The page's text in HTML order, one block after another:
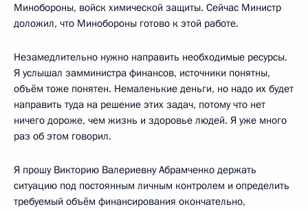
Минобороны, войск химической защиты. Сейчас Министр
доложил, что Минобороны готово к этой работе.
Незамедлительно нужно направить необходимые ресурсы.
Я услышал замминистра финансов, источники понятны,
объём тоже понятен. Немаленькие деньги, но надо их будет
направить туда на решение этих задач, потому что нет
ничего дороже, чем жизнь и здоровье людей. Я уже много
раз об этом говорил.
Я прошу Викторию Валериевну Абрамченко держать
ситуацию под постоянным личным контролем и определить
требуемый объём финансирования окончательно,